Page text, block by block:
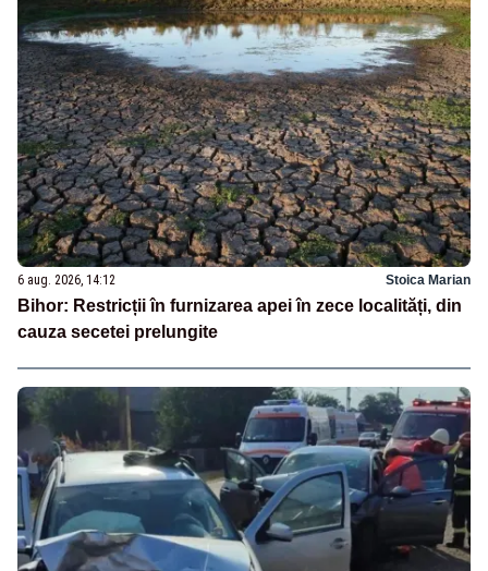
6 aug. 2026, 14:12 Stoica Marian
Bihor: Restricții în furnizarea apei în zece localități, din
cauza secetei prelungite